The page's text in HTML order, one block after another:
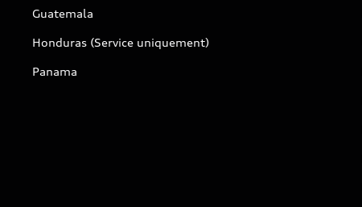
Guatemala
Honduras (Service uniquement)
Panama